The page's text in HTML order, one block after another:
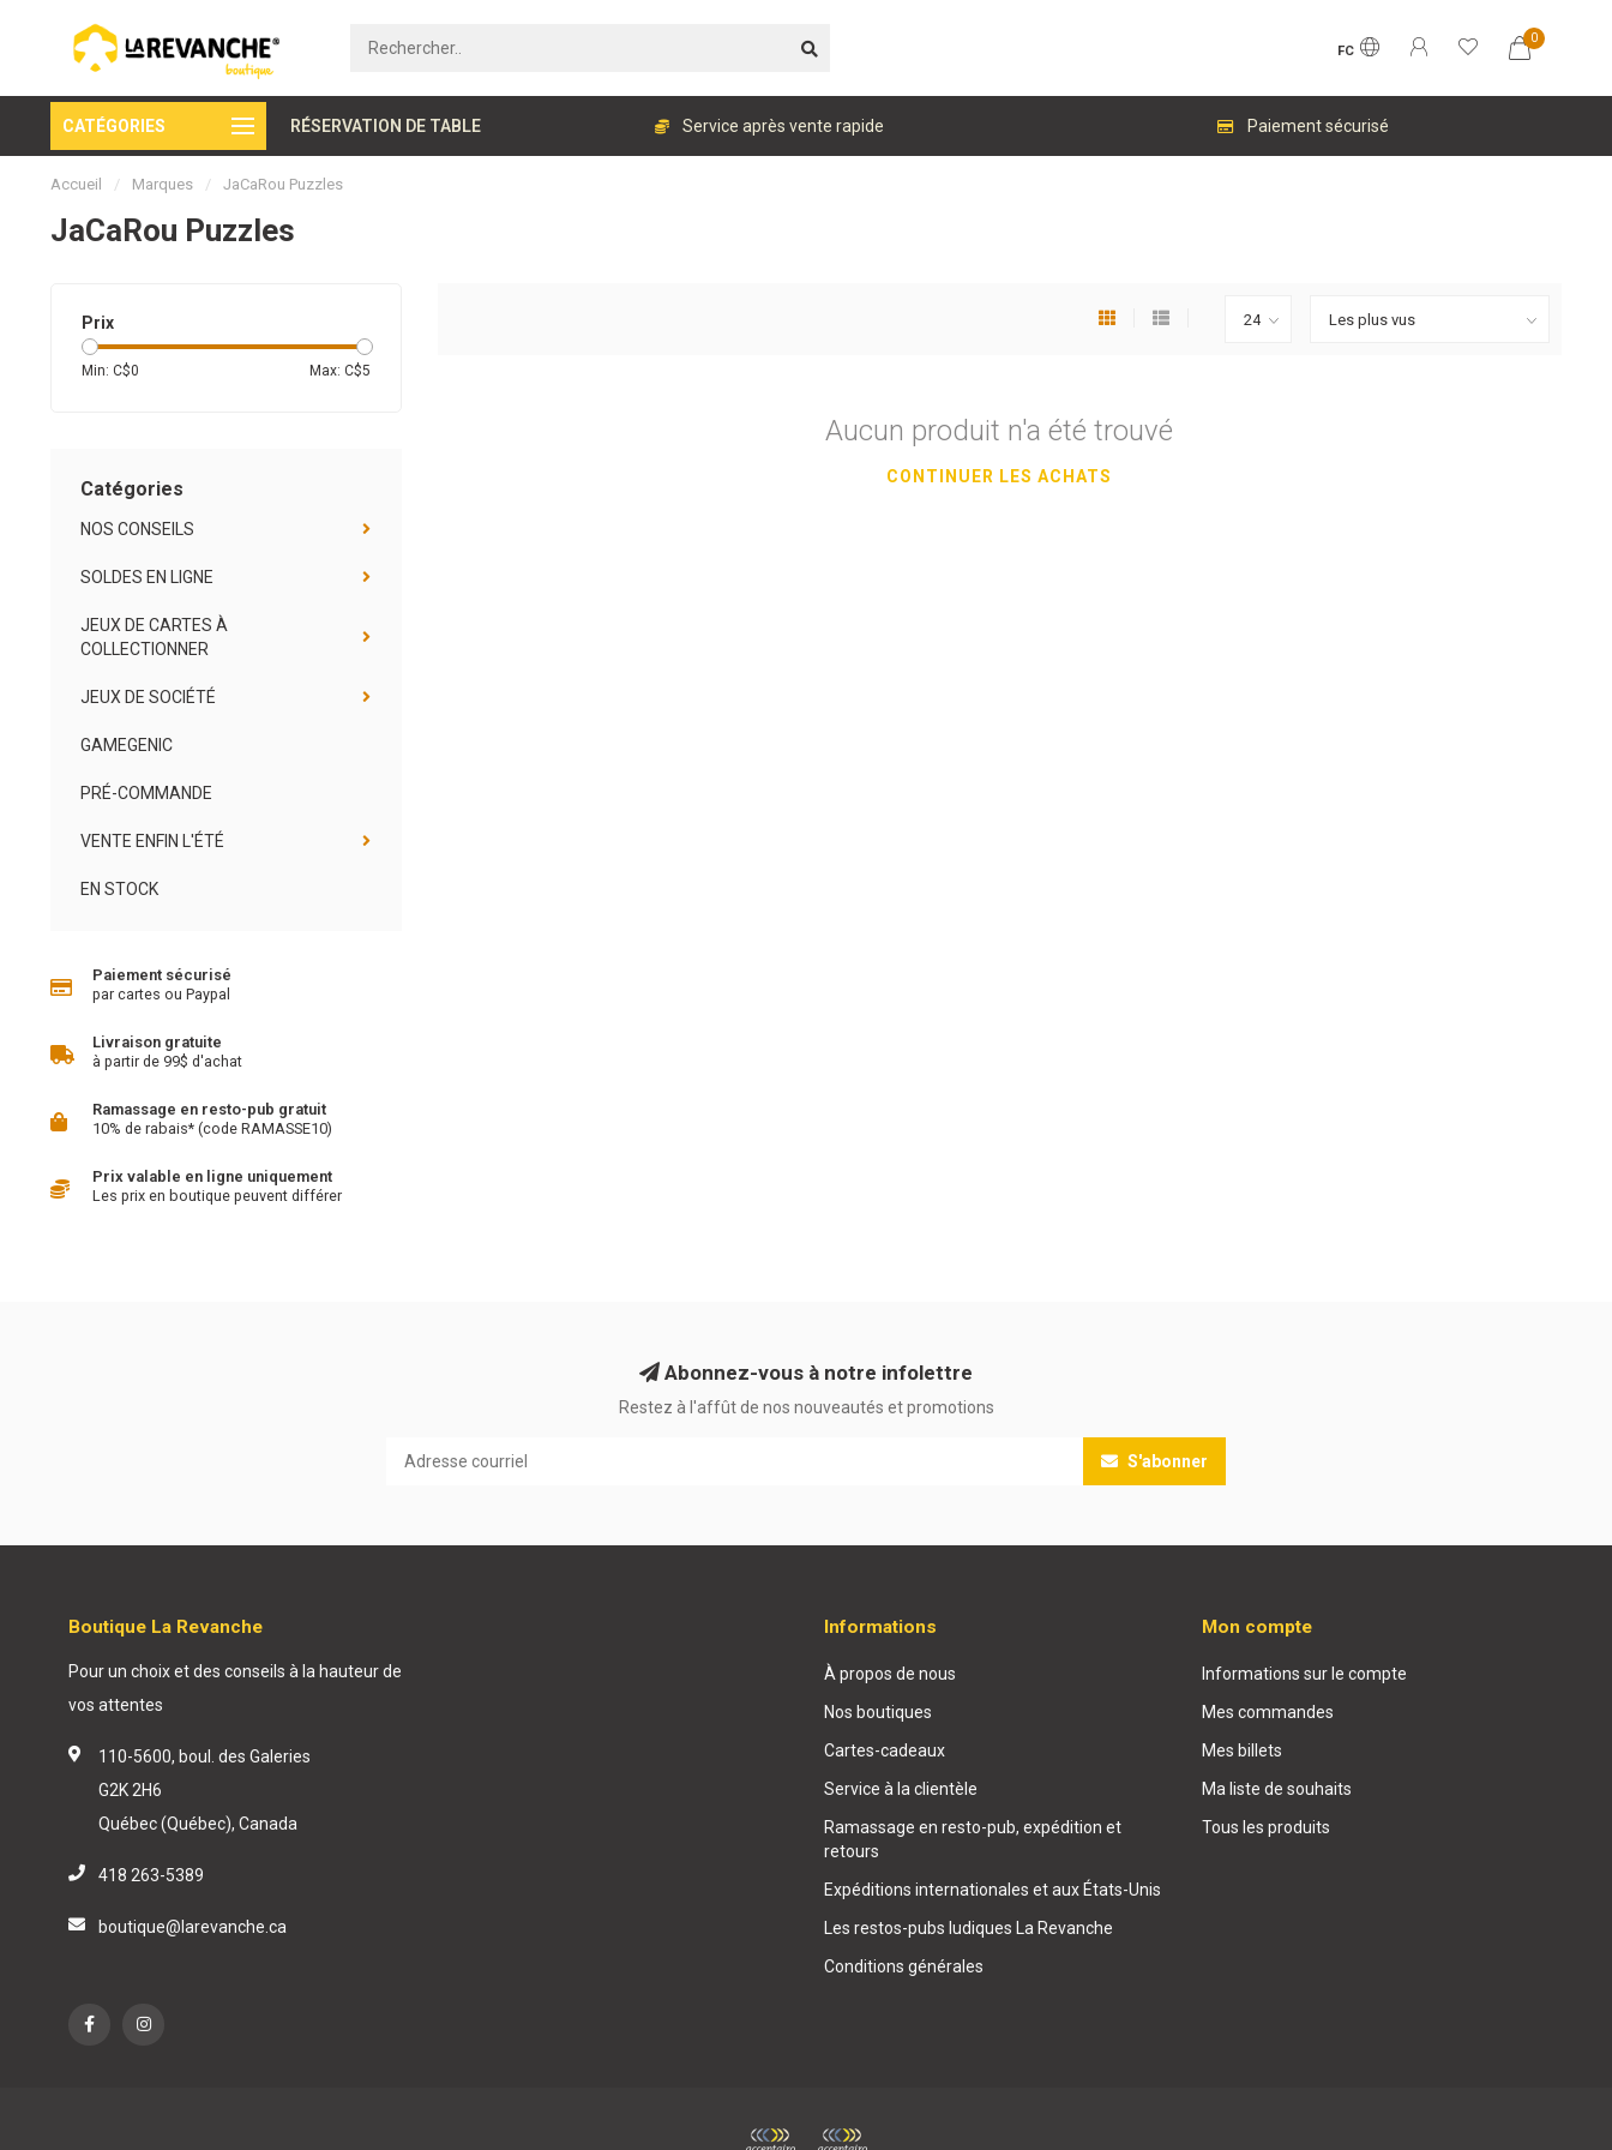
FC
0
CATÉGORIES RÉSERVATION DE TABLE
Paiement sécurisé Service après vente rapide Paiement sécurisé
Accueil / Marques / JaCaRou Puzzles
JaCaRou Puzzles
Prix
Min: C$0 Max: C$5
Catégories
NOS CONSEILS
SOLDES EN LIGNE
JEUX DE CARTES À
COLLECTIONNER
JEUX DE SOCIÉTÉ
GAMEGENIC
PRÉ-COMMANDE
VENTE ENFIN L'ÉTÉ
EN STOCK
Paiement sécurisé
par cartes ou Paypal
Livraison gratuite
à partir de 99$ d'achat
Ramassage en resto-pub gratuit
10% de rabais* (code RAMASSE10)
Prix valable en ligne uniquement
Les prix en boutique peuvent différer
Aucun produit n'a été trouvé
CONTINUER LES ACHATS
Abonnez-vous à notre infolettre
Restez à l'affût de nos nouveautés et promotions
S'abonner
Boutique La Revanche
Pour un choix et des conseils à la hauteur de
vos attentes
110-5600, boul. des Galeries
G2K 2H6
Québec (Québec), Canada
418 263-5389
boutique@larevanche.ca
Informations
À propos de nous
Nos boutiques
Cartes-cadeaux
Service à la clientèle
Ramassage en resto-pub, expédition et
retours
Expéditions internationales et aux États-Unis
Les restos-pubs ludiques La Revanche
Conditions générales
Mon compte
Informations sur le compte
Mes commandes
Mes billets
Ma liste de souhaits
Tous les produits